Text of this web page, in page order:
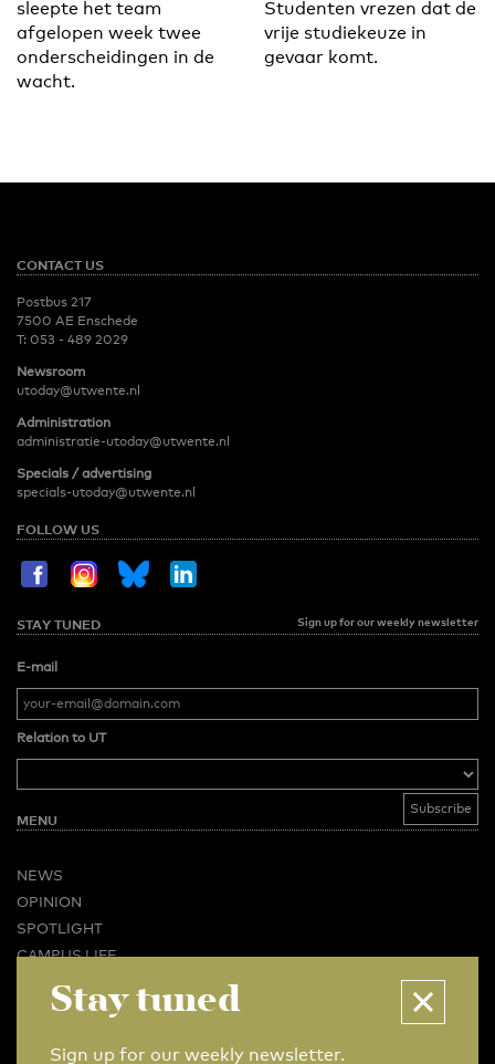
sleepte het team
afgelopen week twee
onderscheidingen in de
wacht.
Studenten vrezen dat de
vrije studiekeuze in
gevaar komt.
CONTACT US
Postbus 217
7500 AE Enschede
T: 053 - 489 2029
Newsroom
utoday@utwente.nl
Administration
administratie-utoday@utwente.nl
Specials / advertising
specials-utoday@utwente.nl
FOLLOW US
STAY TUNED Sign up for our weekly newsletter
E-mail
Relation to UT
MENU
NEWS
OPINION
SPOTLIGHT
CAMPUS LIFE
VIDEO
BUSINESS & CAREER
Stay tuned
Sign up for our weekly newsletter.